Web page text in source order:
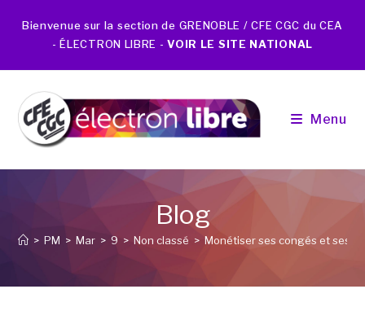
Bienvenue sur la section de GRENOBLE / CFE CGC du CEA
- ÉLECTRON LIBRE -VOIR LE SITE NATIONAL
Menu
Blog
> PM > Mar > 9 > Non classé > Monétiser ses congés et ses